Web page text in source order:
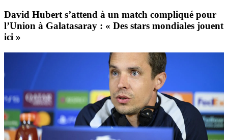
David Hubert s’attend à un match compliqué pour
l’Union à Galatasaray : « Des stars mondiales jouent
ici »